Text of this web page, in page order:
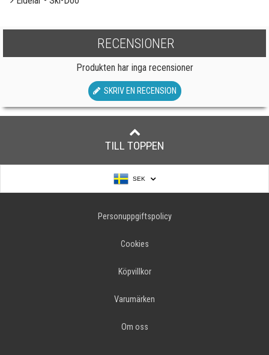
RECENSIONER
Produkten har inga recensioner
SKRIV EN RECENSION
TILL TOPPEN
SEK
Personuppgiftspolicy
Cookies
Köpvillkor
Varumärken
Om oss